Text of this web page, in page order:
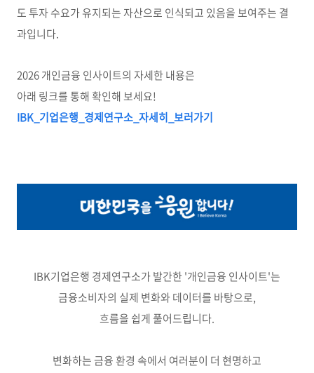
도 투자 수요가 유지되는 자산으로 인식되고 있음을 보여주는 결
과입니다.
2026 개인금융 인사이트의 자세한 내용은
아래 링크를 통해 확인해 보세요!
IBK_ 기업은행_ 경제연구소_ 자세히_ 보러가기
IBK기업은행 경제연구소가 발간한 '개인금융 인사이트'는
금융소비자의 실제 변화와 데이터를 바탕으로,
흐름을 쉽게 풀어드립니다.
변화하는 금융 환경 속에서 여러분이 더 현명하고